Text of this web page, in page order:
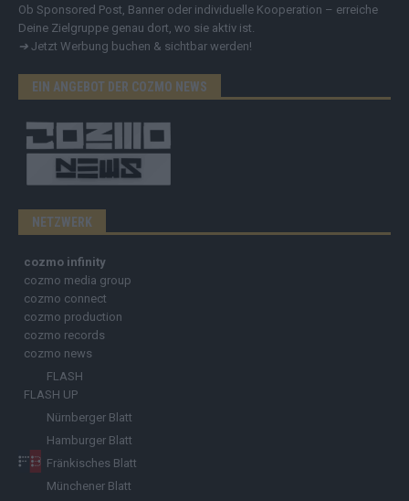
Ob Sponsored Post, Banner oder individuelle Kooperation – erreiche
Deine Zielgruppe genau dort, wo sie aktiv ist.
➔ Jetzt Werbung buchen & sichtbar werden!
EIN ANGEBOT DER COZMO NEWS
NETZWERK
cozmo infinity
cozmo media group
cozmo connect
cozmo production
cozmo records
cozmo news
FLASH
FLASH UP
Nürnberger Blatt
Hamburger Blatt
Fränkisches Blatt
Münchener Blatt